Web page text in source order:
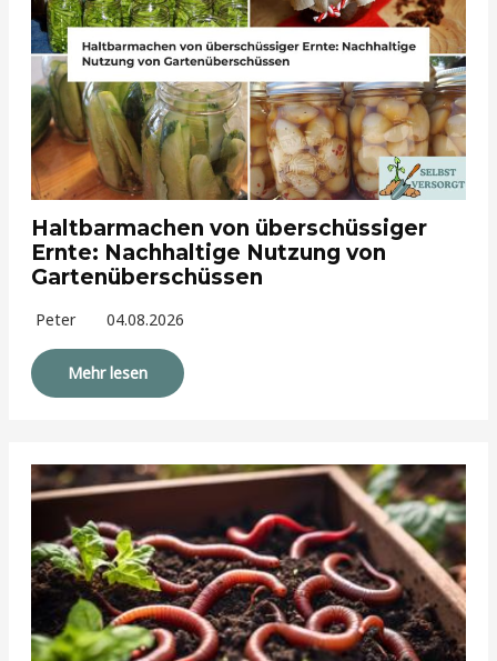
Haltbarmachen von überschüssiger
Ernte: Nachhaltige Nutzung von
Gartenüberschüssen
Peter 04.08.2026
Mehr lesen